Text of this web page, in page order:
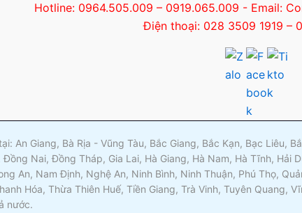
Hotline: 0964.505.009 – 0919.065.009 - Email:
Điện thoại: 028 3509 1919 –
An Giang, Bà Rịa - Vũng Tàu, Bắc Giang, Bắc Kạn, Bạc Liêu,
Nai, Đồng Tháp, Gia Lai, Hà Giang, Hà Nam, Hà Tĩnh, Hải
An, Nam Định, Nghệ An, Ninh Bình, Ninh Thuận, Phú Thọ,
Hóa, Thừa Thiên Huế, Tiền Giang, Trà Vinh, Tuyên Quang,
nước.